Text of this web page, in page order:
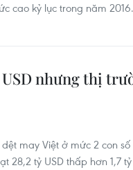
cao kỷ lục trong năm 2016.
nhưng thị
may Việt ở mức 2 con
28,2 tỷ USD thấp hơn 1,7